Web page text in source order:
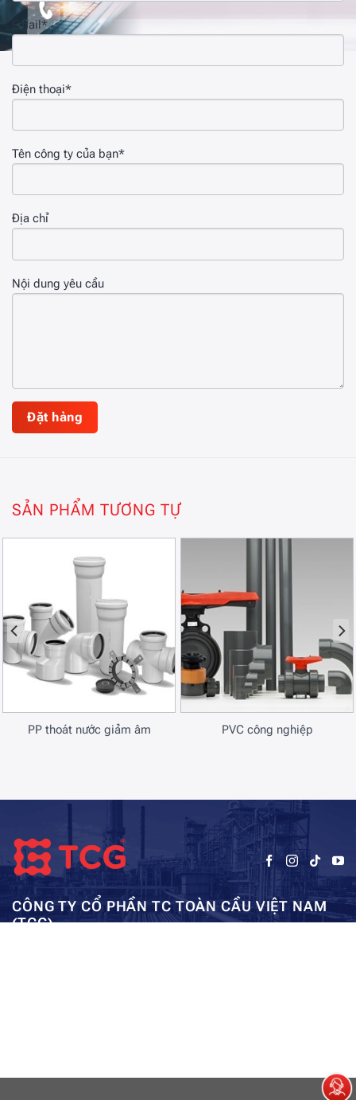
Email*
Điện thoại*
Tên công ty của bạn*
Địa chỉ
Nội dung yêu cầu
SẢN PHẨM TƯƠNG TỰ
PP thoát nước giảm âm PVC công nghiệp
CÔNG TY CỔ PHẦN TC TOÀN CẦU VIỆT NAM
(TCG)